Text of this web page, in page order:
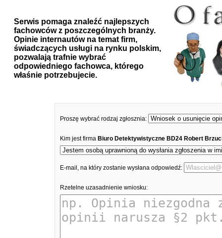
Serwis pomaga znaleźć najlepszych
fachowców z poszczególnych branży.
Opinie internautów na temat firm,
świadczących usługi na rynku polskim,
pozwalają trafnie wybrać
odpowiedniego fachowca, którego
właśnie potrzebujecie.
Proszę wybrać rodzaj zgłosznia:
Kim jest firma Biuro Detektywistyczne BD24 Robert
E-mail, na który zostanie wysłana odpowiedź:
Rzetelne uzasadnienie wniosku: